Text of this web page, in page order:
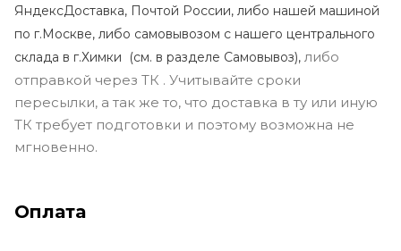
ЯндексДоставка, Почтой России, либо нашей машиной
по г.Москве, либо самовывозом с нашего центрального
склада в г.Химки (см. в разделе Самовывоз), либо
отправкой через ТК . Учитывайте сроки
пересылки, а так же то, что доставка в ту или иную
ТК требует подготовки и поэтому возможна не
мгновенно.
Оплата